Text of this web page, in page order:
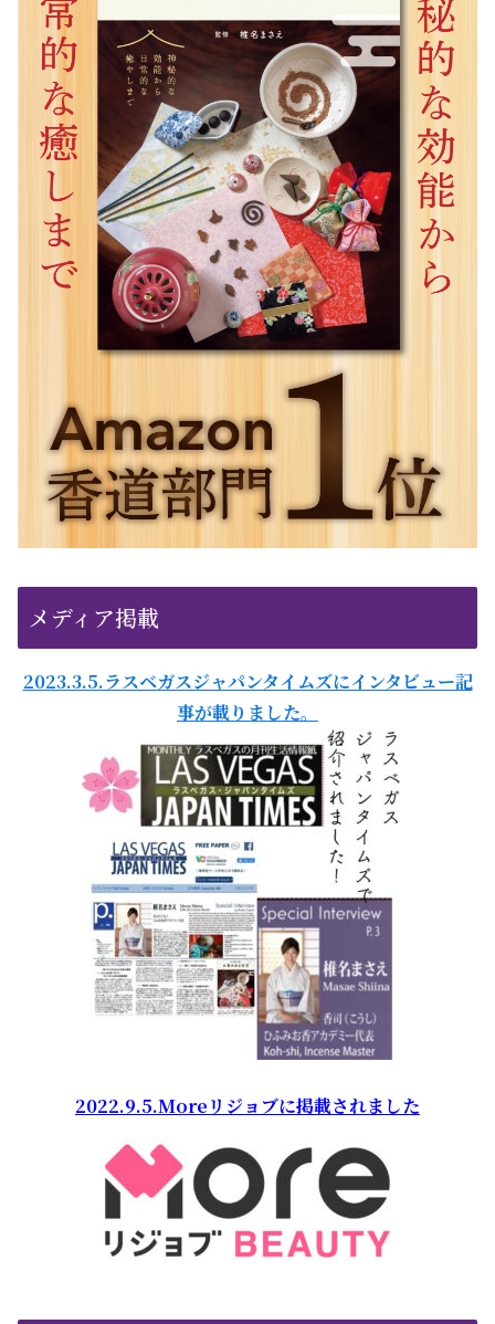
メディア掲載
2023.3.5.ラスベガスジャパンタイムズにインタビュー記
事が載りました。
2022.9.5.Moreリジョブに掲載されました